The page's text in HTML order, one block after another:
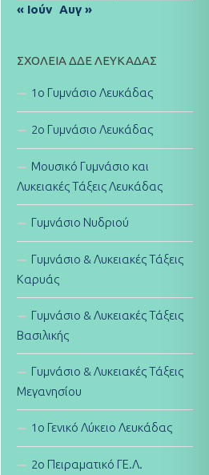
« Ιούν Αυγ »
ΣΧΟΛΕΊΑ ΔΔΕ ΛΕΥΚΆΔΑΣ
1ο Γυμνάσιο Λευκάδας
2ο Γυμνάσιο Λευκάδας
Μουσικό Γυμνάσιο και
Λυκειακές Τάξεις Λευκάδας
Γυμνάσιο Νυδριού
Γυμνάσιο & Λυκειακές Τάξεις
Καρυάς
Γυμνάσιο & Λυκειακές Τάξεις
Βασιλικής
Γυμνάσιο & Λυκειακές Τάξεις
Μεγανησίου
1ο Γενικό Λύκειο Λευκάδας
2ο Πειραματικό ΓΕ.Λ.